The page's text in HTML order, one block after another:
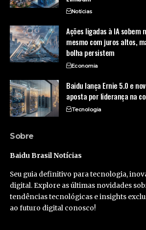
Notícias
Ações ligadas à IA sobem
mesmo com juros altos,
bolha persistem
Economia
Baidu lança Ernie 5.0 e
aposta por liderança na
Tecnologia
Sobre
Baidu Brasil Notícias
Seu guia definitivo para tecnologia,
digital. Explore as últimas novidades
tendências tecnológicas e insights
ao futuro digital conosco!